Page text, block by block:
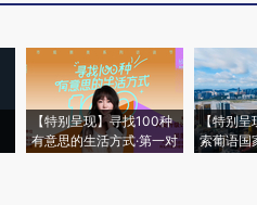
【特别呈现】寻找100种
有意思的生活方式·第一对
【特别呈
索葡语国